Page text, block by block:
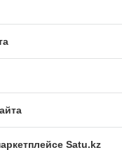
Satu.kz